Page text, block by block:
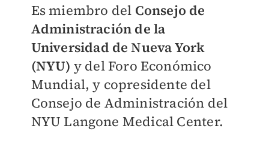
Es miembro del Consejo de
Administración de la
Universidad de Nueva York
(NYU) y del Foro Económico
Mundial, y copresidente del
Consejo de Administración del
NYU Langone Medical Center.